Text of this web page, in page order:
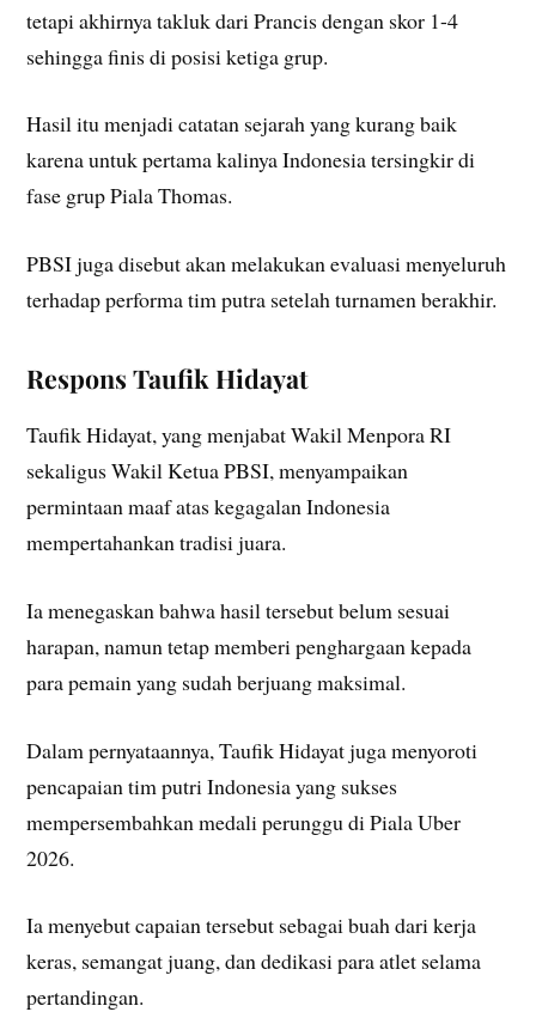
tetapi akhirnya takluk dari Prancis dengan skor 1-4
sehingga finis di posisi ketiga grup.
Hasil itu menjadi catatan sejarah yang kurang baik
karena untuk pertama kalinya Indonesia tersingkir di
fase grup Piala Thomas.
PBSI juga disebut akan melakukan evaluasi menyeluruh
terhadap performa tim putra setelah turnamen berakhir.
Respons Taufik Hidayat
Taufik Hidayat, yang menjabat Wakil Menpora RI
sekaligus Wakil Ketua PBSI, menyampaikan
permintaan maaf atas kegagalan Indonesia
mempertahankan tradisi juara.
Ia menegaskan bahwa hasil tersebut belum sesuai
harapan, namun tetap memberi penghargaan kepada
para pemain yang sudah berjuang maksimal.
Dalam pernyataannya, Taufik Hidayat juga menyoroti
pencapaian tim putri Indonesia yang sukses
mempersembahkan medali perunggu di Piala Uber
2026.
Ia menyebut capaian tersebut sebagai buah dari kerja
keras, semangat juang, dan dedikasi para atlet selama
pertandingan.